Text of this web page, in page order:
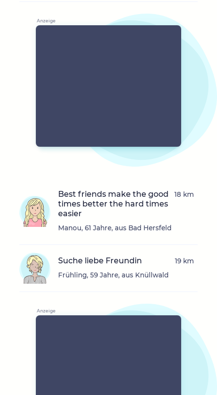
Best friends make the good
times better the hard times
easier
Manou, 61 Jahre, aus Bad Hersfeld
18 km
Suche liebe Freundin
Frühling, 59 Jahre, aus Knüllwald
19 km